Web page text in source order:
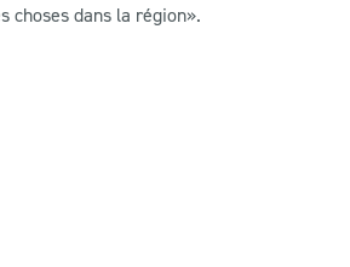
choses dans la région».